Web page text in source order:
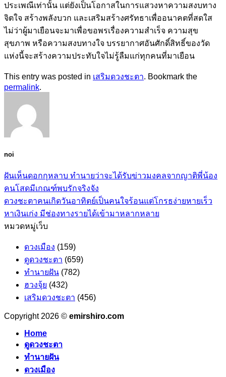
ประเพณีเท่านั้น แต่ยังเป็นโอกาสในการแสวงหาความสงบทาง
จิตใจ สร้างพลังบวก และเสริมสร้างศรัทธาเพื่ออนาคตที่สดใส
ไม่ว่าผู้มาเยือนจะมาเพื่อขอพรเรื่องความสำเร็จ ความสุข
สุขภาพ หรือความสงบทางใจ บรรยากาศอันศักดิ์สิทธิ์ของวัด
แห่งนี้จะสร้างความประทับใจไม่รู้ลืมแก่ทุกคนที่มาเยือน
This entry was posted in เสริมดวงชะตา. Bookmark the
permalink.
noi
ฝันเห็นดอกกุหลาบ ทำนายว่าจะได้รับข่าวมงคลจากญาติพี่น้อง
คนโสดมีเกณฑ์พบรักจริงจัง
ดวงชะตาคนเกิดวันอาทิตย์เป็นคนใจร้อนแต่โกรธง่ายหายเร็ว
หาเงินเก่ง มีช่องทางรายได้เข้ามาหลากหลาย
หมวดหมู่เว็บ
ดวงเมือง (159)
ดูดวงชะตา (659)
ทำนายฝัน (782)
ฮวงจุ้ย (432)
เสริมดวงชะตา (456)
Copyright 2026 © emirshiro.com
Home
ดูดวงชะตา
ทำนายฝัน
ดวงเมือง